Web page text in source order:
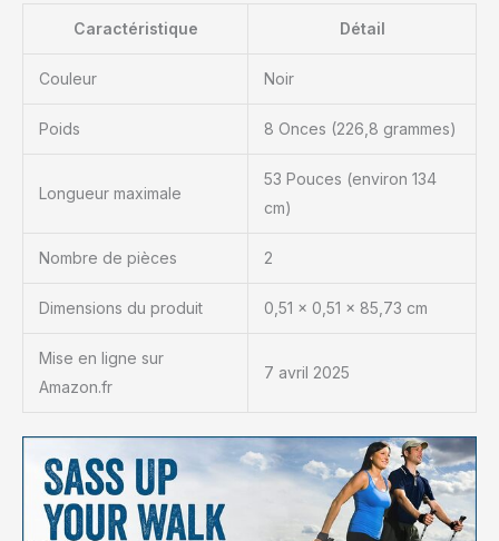
Caractéristique Détail
Couleur Noir
Poids 8 Onces (226,8 grammes)
Longueur maximale
53 Pouces (environ 134
cm)
Nombre de pièces 2
Dimensions du produit 0,51 x 0,51 x 85,73 cm
Mise en ligne sur
Amazon.fr
7 avril 2025